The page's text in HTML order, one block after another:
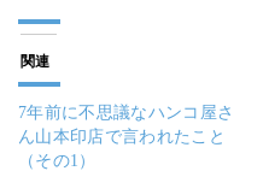
関連
7年前に不思議なハンコ屋さ
ん山本印店で言われたこと
（その1）